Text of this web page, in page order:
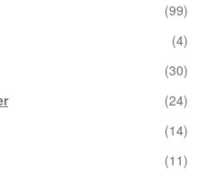
(99)
(4)
(30)
(24)
(14)
(11)